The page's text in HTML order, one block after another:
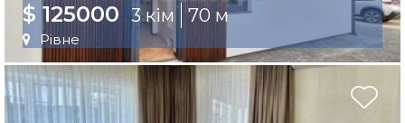
$ 125000 3 кім 70 м
Рівне